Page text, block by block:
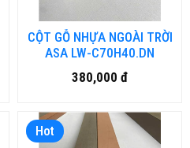
CỘT GỖ NHỰA NGOÀI TRỜI
ASA LW-C70H40.DN
380,000 đ
Hot